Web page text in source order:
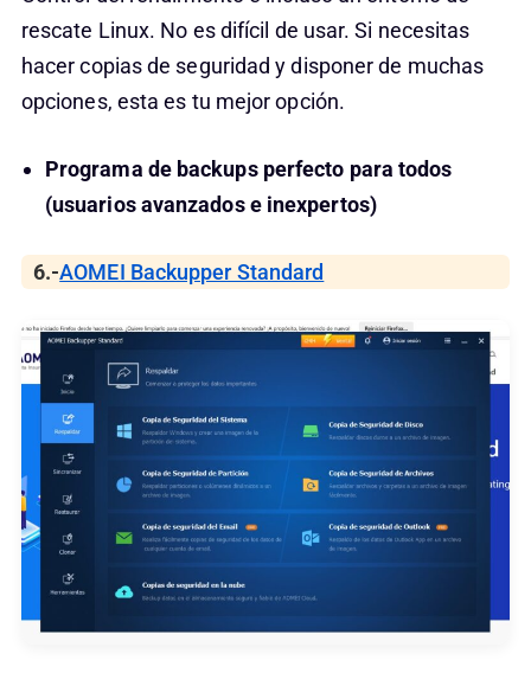
rescate Linux. No es difícil de usar. Si necesitas
hacer copias de seguridad y disponer de muchas
opciones, esta es tu mejor opción.
Programa de backups perfecto para todos
(usuarios avanzados e inexpertos)
6.-AOMEI Backupper Standard